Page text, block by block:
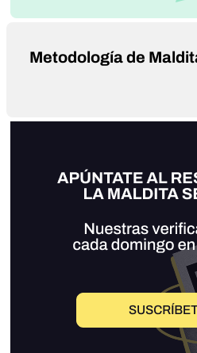
Metodología de